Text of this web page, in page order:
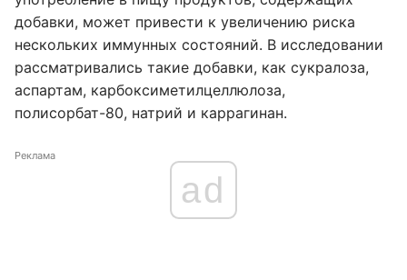
добавки, может привести к увеличению риска
нескольких иммунных состояний. В исследовании
рассматривались такие добавки, как сукралоза,
аспартам, карбоксиметилцеллюлоза,
полисорбат-80, натрий и каррагинан.
Реклама
ad